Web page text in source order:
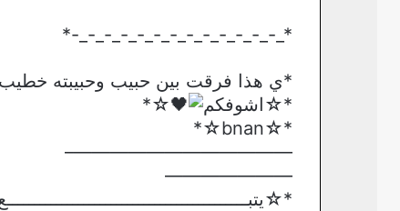
*_-_-_-_-_-_-_-_-_-_-_-_-_-*
*ي هذا فرقت بين حبيب وحبيبته
*☆اشوفكم
☆*
*☆bnan☆*
————————————–
———————